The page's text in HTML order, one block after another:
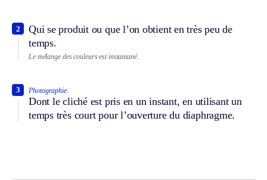
Qui se produit ou que l’on obtient en très peu de
temps.
2
Le mélange des couleurs est instantané.
Photographie.
Dont le cliché est pris en un instant, en utilisant un
temps très court pour l’ouverture du diaphragme.
3